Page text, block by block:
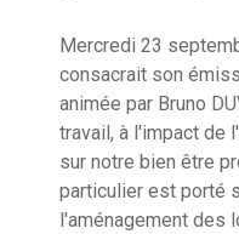
Mercredi 23
consacrait son
animée par Bruno
travail, à l'impact de
sur notre bien être
particulier est porté
l'aménagement des